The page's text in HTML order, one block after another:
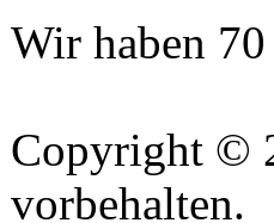
Wir haben
Copyright ©
vorbehalten.